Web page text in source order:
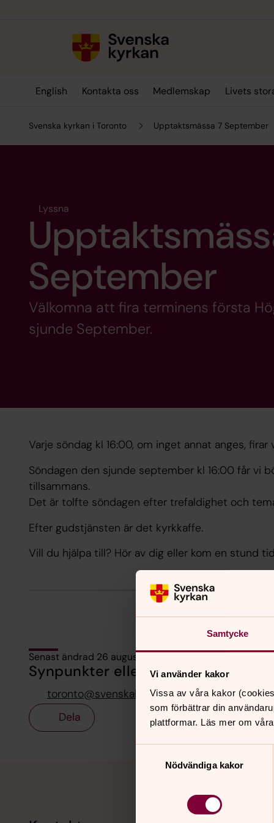
Samtycke
Vi använder kakor
Vissa av våra kakor
som förbättrar din
plattformar. Läs mer om
Nödvändiga kakor
English Kontakta oss Medlemskap Livets
Svenska kyrkan i Toronto Upptaktsmässa 7 September
Lyssna
September
Välkomna att fira terminens första
sjunde September.
Varje söndag kl 16:00, om inget annat anges,
Söndagen den sjunde september kl 16:00 får vi
tillsammans.
Det är tolfte söndagen efter trefaldighet och
Efter gudstjänsten är det kyrkkaffe.
Vill du hjälpa till? Hör av dig eller kom en stund
Senast ändrad 26 augusti 2025
Synpunkter eller frågor på sidans
toronto@svenskakyrkan.se
Dela